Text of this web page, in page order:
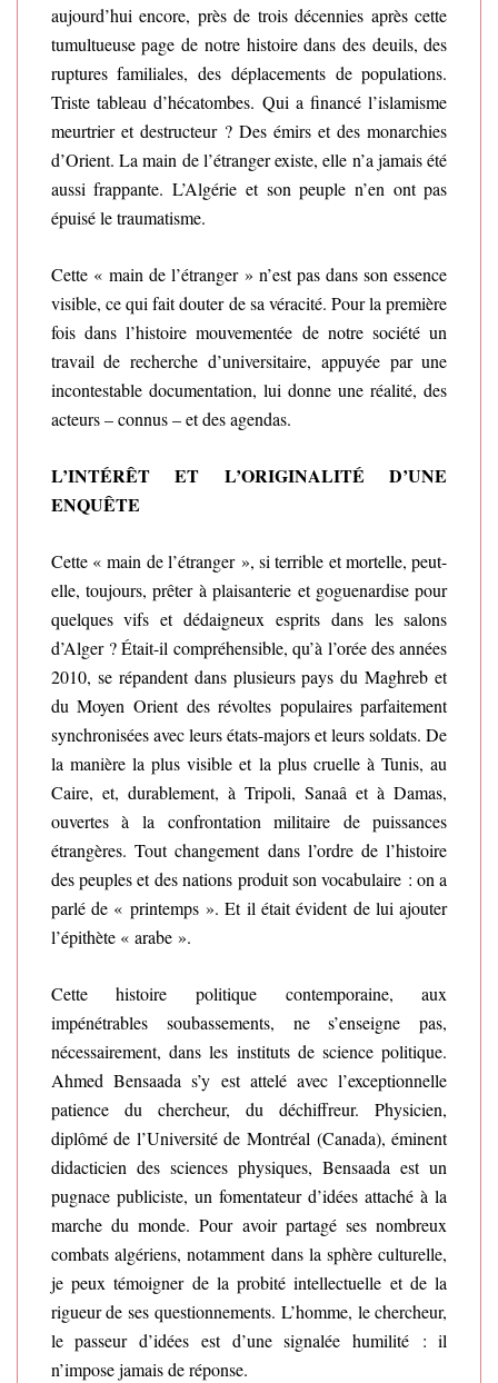
aujourd’hui encore, près de trois décennies après cette
tumultueuse page de notre histoire dans des deuils, des
ruptures familiales, des déplacements de populations.
Triste tableau d’hécatombes. Qui a financé l’islamisme
meurtrier et destructeur ? Des émirs et des monarchies
d’Orient. La main de l’étranger existe, elle n’a jamais été
aussi frappante. L’Algérie et son peuple n’en ont pas
épuisé le traumatisme.
Cette « main de l’étranger » n’est pas dans son essence
visible, ce qui fait douter de sa véracité. Pour la première
fois dans l’histoire mouvementée de notre société un
travail de recherche d’universitaire, appuyée par une
incontestable documentation, lui donne une réalité, des
acteurs – connus – et des agendas.
L’INTÉRÊT ET L’ORIGINALITÉ D’UNE
ENQUÊTE
Cette « main de l’étranger », si terrible et mortelle, peut-
elle, toujours, prêter à plaisanterie et goguenardise pour
quelques vifs et dédaigneux esprits dans les salons
d’Alger ? Était-il compréhensible, qu’à l’orée des années
2010, se répandent dans plusieurs pays du Maghreb et
du Moyen Orient des révoltes populaires parfaitement
synchronisées avec leurs états-majors et leurs soldats. De
la manière la plus visible et la plus cruelle à Tunis, au
Caire, et, durablement, à Tripoli, Sanaâ et à Damas,
ouvertes à la confrontation militaire de puissances
étrangères. Tout changement dans l’ordre de l’histoire
des peuples et des nations produit son vocabulaire : on a
parlé de « printemps ». Et il était évident de lui ajouter
l’épithète « arabe ».
Cette histoire politique contemporaine, aux
impénétrables soubassements, ne s’enseigne pas,
nécessairement, dans les instituts de science politique.
Ahmed Bensaada s’y est attelé avec l’exceptionnelle
patience du chercheur, du déchiffreur. Physicien,
diplômé de l’Université de Montréal (Canada), éminent
didacticien des sciences physiques, Bensaada est un
pugnace publiciste, un fomentateur d’idées attaché à la
marche du monde. Pour avoir partagé ses nombreux
combats algériens, notamment dans la sphère culturelle,
je peux témoigner de la probité intellectuelle et de la
rigueur de ses questionnements. L’homme, le chercheur,
le passeur d’idées est d’une signalée humilité : il
n’impose jamais de réponse.